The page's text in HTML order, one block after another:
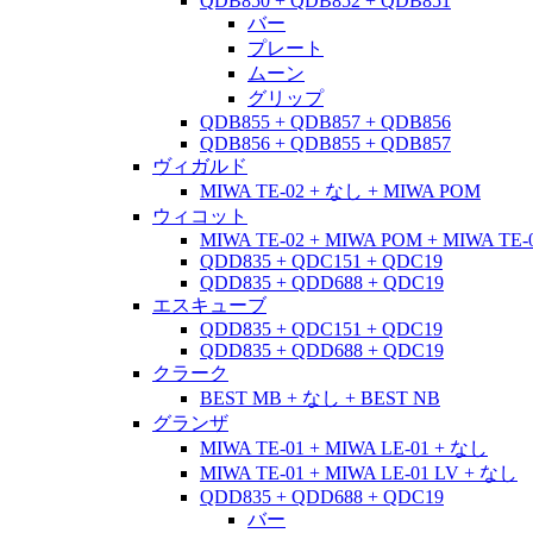
バー
プレート
ムーン
グリップ
QDB855 + QDB857 + QDB856
QDB856 + QDB855 + QDB857
ヴィガルド
MIWA TE-02 + なし + MIWA POM
ウィコット
MIWA TE-02 + MIWA POM + MIWA TE-
QDD835 + QDC151 + QDC19
QDD835 + QDD688 + QDC19
エスキューブ
QDD835 + QDC151 + QDC19
QDD835 + QDD688 + QDC19
クラーク
BEST MB + なし + BEST NB
グランザ
MIWA TE-01 + MIWA LE-01 + なし
MIWA TE-01 + MIWA LE-01 LV + なし
QDD835 + QDD688 + QDC19
バー